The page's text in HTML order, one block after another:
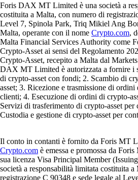
Foris DAX MT Limited è una società a
costituita a Malta, con numero di
Level 7, Spinola Park, Triq Mikiel Ang
Malta, operante con il nome Crypto.com,
Malta Financial Services Authority come
Crypto-Asset ai sensi del Regolamento
Crypto-Asset, recepito a Malta dal
DAX MT Limited è autorizzata a fornire i
di crypto-asset con fondi; 2. Scambio di
asset; 3. Ricezione e trasmissione di
clienti; 4. Esecuzione di ordini di crypto-
Servizi di trasferimento di crypto-asset per
Custodia e gestione di crypto-asset per
Il conto in contanti è fornito da Foris MT
Crypto.com è emessa e promossa da
sua licenza Visa Principal Member
società a responsabilità limitata costituita
registrazione C 90348 e sede legale al